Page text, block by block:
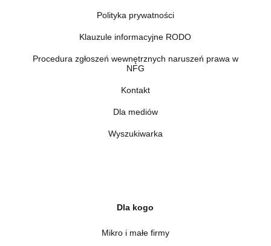
Polityka prywatności
Klauzule informacyjne RODO
Procedura zgłoszeń wewnętrznych naruszeń prawa w
NFG
Kontakt
Dla mediów
Wyszukiwarka
Dla kogo
Mikro i małe firmy